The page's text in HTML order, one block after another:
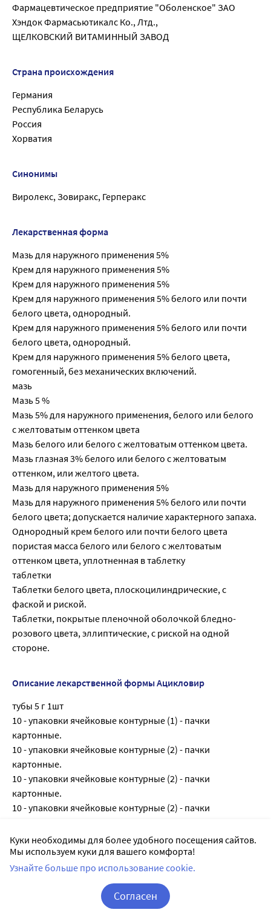
Фармацевтическое предприятие "Оболенское" ЗАО
Хэндок Фармасьютикалс Ко., Лтд.,
ЩЕЛКОВСКИЙ ВИТАМИННЫЙ ЗАВОД
Страна происхождения
Германия
Республика Беларусь
Россия
Хорватия
Синонимы
Виролекс, Зовиракс, Герперакс
Лекарственная форма
Мазь для наружного применения 5%
Крем для наружного применения 5%
Крем для наружного применения 5%
Крем для наружного применения 5% белого или почти
белого цвета, однородный.
Крем для наружного применения 5% белого или почти
белого цвета, однородный.
Крем для наружного применения 5% белого цвета,
гомогенный, без механических включений.
мазь
Мазь 5 %
Мазь 5% для наружного применения, белого или белого
с желтоватым оттенком цвета
Мазь белого или белого с желтоватым оттенком цвета.
Мазь глазная 3% белого или белого с желтоватым
оттенком, или желтого цвета.
Мазь для наружного применения 5%
Мазь для наружного применения 5% белого или почти
белого цвета; допускается наличие характерного запаха.
Однородный крем белого или почти белого цвета
пористая масса белого или белого с желтоватым
оттенком цвета, уплотненная в таблетку
таблетки
Таблетки белого цвета, плоскоцилиндрические, с
фаской и риской.
Таблетки, покрытые пленочной оболочкой бледно-
розового цвета, эллиптические, с риской на одной
стороне.
Описание лекарственной формы Ацикловир
тубы 5 г 1шт
10 - упаковки ячейковые контурные (1) - пачки
картонные.
10 - упаковки ячейковые контурные (2) - пачки
картонные.
10 - упаковки ячейковые контурные (2) - пачки
картонные.
10 - упаковки ячейковые контурные (2) - пачки
10 - упаковки ячейковые контурные (3) - пачки картонные
10 г - алюминиевые (1) - пачки картонные.
10 г - алюминиевые (1) - пачки картонные.
10 г в тубы алюминиевые.
Каждую тубу вместе с инструкцией по применению в
Куки необходимы для более удобного посещения сайтов.
Мы используем куки для вашего комфорта!
Узнайте больше про использование cookie.
Согласен